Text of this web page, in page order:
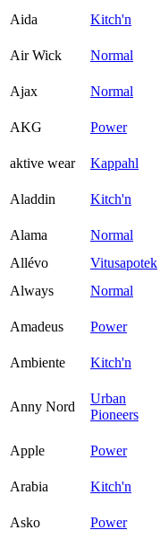
Aida
Kitch'n
Air Wick
Normal
Ajax
Normal
AKG
Power
aktive wear
Kappahl
Aladdin
Kitch'n
Alama
Normal
Allévo
Vitusapotek
Always
Normal
Amadeus
Power
Ambiente
Kitch'n
Anny Nord
Urban
Pioneers
Apple
Power
Arabia
Kitch'n
Asko
Power